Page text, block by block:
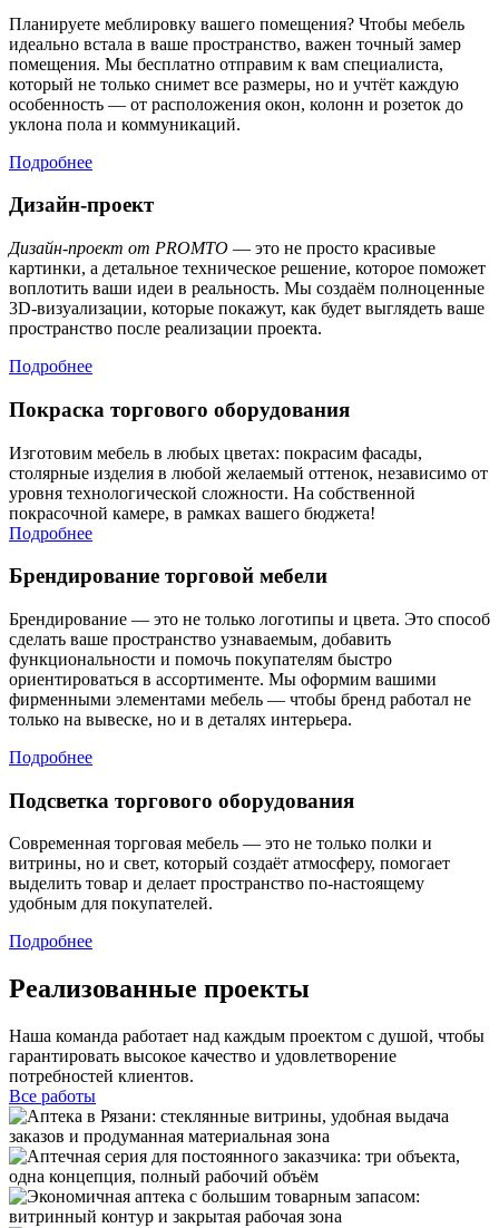
Планируете меблировку вашего помещения? Чтобы мебель
идеально встала в ваше пространство, важен точный замер
помещения. Мы бесплатно отправим к вам специалиста,
который не только снимет все размеры, но и учтёт каждую
особенность — от расположения окон, колонн и розеток до
уклона пола и коммуникаций.
Подробнее
Дизайн-проект
Дизайн-проект от PROMTO — это не просто красивые
картинки, а детальное техническое решение, которое поможет
воплотить ваши идеи в реальность. Мы создаём полноценные
3D-визуализации, которые покажут, как будет выглядеть ваше
пространство после реализации проекта.
Подробнее
Покраска торгового оборудования
Изготовим мебель в любых цветах: покрасим фасады,
столярные изделия в любой желаемый оттенок, независимо от
уровня технологической сложности. На собственной
покрасочной камере, в рамках вашего бюджета!
Подробнее
Брендирование торговой мебели
Брендирование — это не только логотипы и цвета. Это способ
сделать ваше пространство узнаваемым, добавить
функциональности и помочь покупателям быстро
ориентироваться в ассортименте. Мы оформим вашими
фирменными элементами мебель — чтобы бренд работал не
только на вывеске, но и в деталях интерьера.
Подробнее
Подсветка торгового оборудования
Современная торговая мебель — это не только полки и
витрины, но и свет, который создаёт атмосферу, помогает
выделить товар и делает пространство по-настоящему
удобным для покупателей.
Подробнее
Реализованные проекты
Наша команда работает над каждым проектом с душой, чтобы
гарантировать высокое качество и удовлетворение
потребностей клиентов.
Все работы